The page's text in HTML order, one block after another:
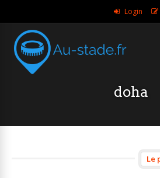
Login
doha